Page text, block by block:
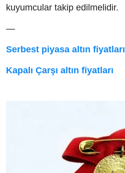
kuyumcular takip edilmelidir.
—
Serbest piyasa altın fiyatları
Kapalı Çarşı altın fiyatları